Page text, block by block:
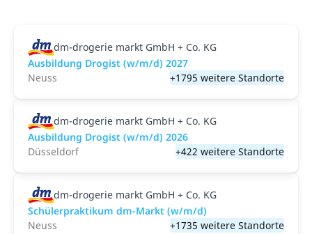
dm-drogerie markt GmbH + Co. KG
Ausbildung Drogist (w/m/d) 2027
Neuss
+1795 weitere Standorte
dm-drogerie markt GmbH + Co. KG
Ausbildung Drogist (w/m/d) 2026
Düsseldorf
+422 weitere Standorte
dm-drogerie markt GmbH + Co. KG
Schülerpraktikum dm-Markt (w/m/d)
Neuss
+1735 weitere Standorte